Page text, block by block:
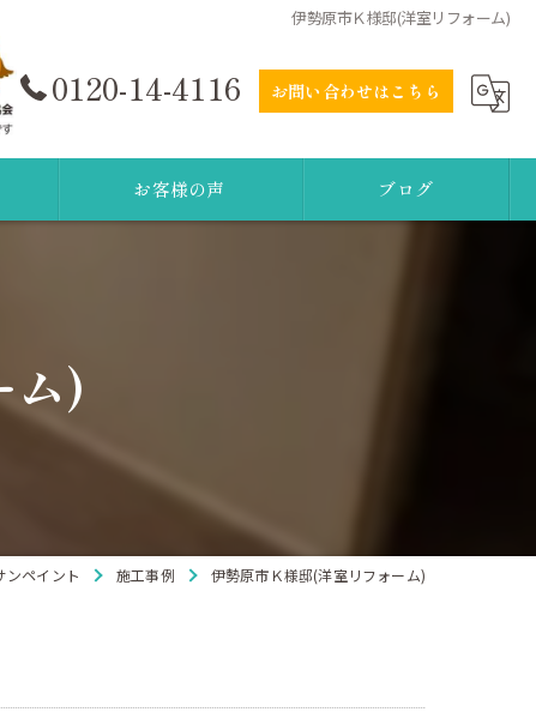
伊勢原市Ｋ様邸(洋室リフォーム)
0120-14-4116 お問い合わせはこちら
お客様の声 ブログ
ム)
ンペイント 施工事例 伊勢原市Ｋ様邸(洋室リフォーム)